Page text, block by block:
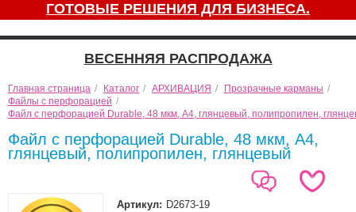
ГОТОВЫЕ РЕШЕНИЯ ДЛЯ БИЗНЕСА.
ВЕСЕННЯЯ РАСПРОДАЖА
Главная страница / Каталог / АРХИВАЦИЯ / Прозрачные карманы /
Файлы с перфорацией /
Файл с перфорацией Durable, 48 мкм, A4, глянцевый, полипропилен,
Файл с перфорацией Durable, 48 мкм, A4,
глянцевый, полипропилен, глянцевый
Артикул: D2673-19